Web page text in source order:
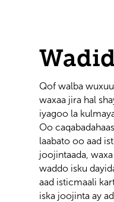
Qof walba
waxaa jira hal
iyagoo la
Oo
laabato oo aad
joojintaada,
waddo isku
aad isticmaali
iska joojinta ay